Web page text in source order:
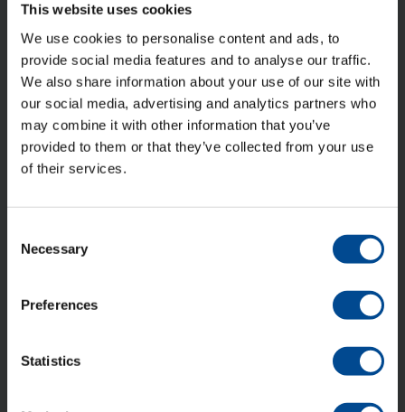
This website uses cookies
We use cookies to personalise content and ads, to
provide social media features and to analyse our traffic.
We also share information about your use of our site with
our social media, advertising and analytics partners who
may combine it with other information that you’ve
provided to them or that they’ve collected from your use
of their services.
Selection
Necessary
Preferences
Statistics
ACG Nyström AB är idag ett internationellt företag som
marknadsför avancerad utrustning, system och kunskap
till den tillverkande industrin. ACG Nyström har idag 6
dotterbolag, verksamma i Finland, Danmark, Baltikum,
Ukraina.
504 31 Borås
Box 929